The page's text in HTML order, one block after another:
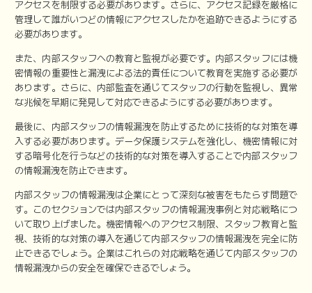
アクセスを制限する必要があります。さらに、アクセス記録を厳格に
管理して誰がいつどの情報にアクセスしたかを追跡できるようにする
必要があります。
また、内部スタッフへの教育と監視が必要です。内部スタッフには機
密情報の重要性と漏洩による法的責任について教育を実施する必要が
あります。さらに、内部監査を通じてスタッフの行動を監視し、異常
な兆候を早期に発見して対応できるようにする必要があります。
最後に、内部スタッフの情報漏洩を防止するために技術的な対策を導
入する必要があります。データ保護システムを強化し、機密情報に対
する暗号化を行うなどの技術的な対策を導入することで内部スタッフ
の情報漏洩を防止できます。
内部スタッフの情報漏洩は企業にとって深刻な被害をもたらす問題で
す。このセクションでは内部スタッフの情報漏洩事例と対応戦略につ
いて取り上げました。機密情報へのアクセス制限、スタッフ教育と監
視、技術的な対策の導入を通じて内部スタッフの情報漏洩を完全に防
止できるでしょう。企業はこれらの対応戦略を通じて内部スタッフの
情報漏洩からの安全を確保できるでしょう。